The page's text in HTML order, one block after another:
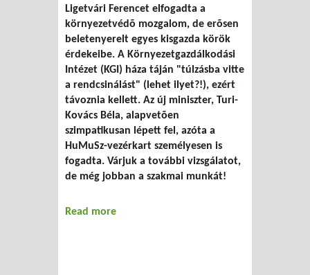
Ligetvári Ferencet elfogadta a
környezetvédõ mozgalom, de erõsen
beletenyerelt egyes kisgazda körök
érdekeibe. A Környezetgazdálkodási
Intézet (KGI) háza táján "túlzásba vitte
a rendcsinálást" (lehet ilyet?!), ezért
távoznia kellett. Az új miniszter, Turi-
Kovács Béla, alapvetõen
szimpatikusan lépett fel, azóta a
HuMuSz-vezérkart személyesen is
fogadta. Várjuk a további vizsgálatot,
de még jobban a szakmai munkát!
Read more